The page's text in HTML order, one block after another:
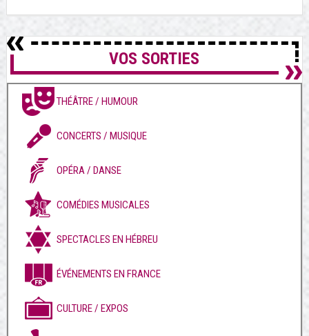
VOS SORTIES
THÉÂTRE / HUMOUR
CONCERTS / MUSIQUE
OPÉRA / DANSE
COMÉDIES MUSICALES
SPECTACLES EN HÉBREU
ÉVÉNEMENTS EN FRANCE
CULTURE / EXPOS